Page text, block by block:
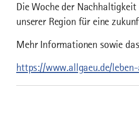
Die Woche der
unserer Region für eine
Mehr Informationen sowie
https://www.allgaeu.de/